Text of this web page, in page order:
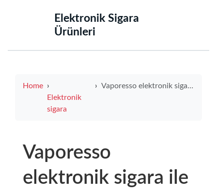
‌Elektronik Sigara
Ürünleri‌
Home
Elektronik
sigara
Vaporesso elektronik sigara ile nikotinsiz özgürlük keşfi
Vaporesso
elektronik sigara ile